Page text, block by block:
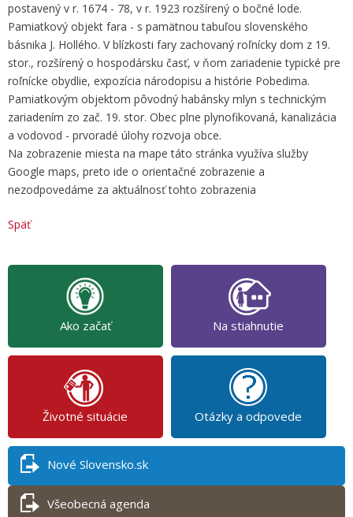
postavený v r. 1674 - 78, v r. 1923 rozšírený o bočné lode.
Pamiatkový objekt fara - s pamätnou tabuľou slovenského
básnika J. Hollého. V blízkosti fary zachovaný roľnícky dom z 19.
stor., rozšírený o hospodársku časť, v ňom zariadenie typické pre
roľnícke obydlie, expozícia národopisu a histórie Pobedima.
Pamiatkovým objektom pôvodný habánsky mlyn s technickým
zariadením zo zač. 19. stor. Obec plne plynofikovaná, kanalizácia
a vodovod - prvoradé úlohy rozvoja obce.
Na zobrazenie miesta na mape táto stránka využíva služby
Google maps, preto ide o orientačné zobrazenie a
nezodpovedáme za aktuálnosť tohto zobrazenia
Späť
Ako začať Na stiahnutie
Životné situácie Otázky a odpovede
Nové Slovensko.sk
Všeobecná agenda